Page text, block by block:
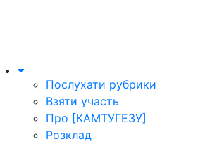
Послухати рубрики
Взяти участь
Про [КАМТУГЕЗУ]
Розклад